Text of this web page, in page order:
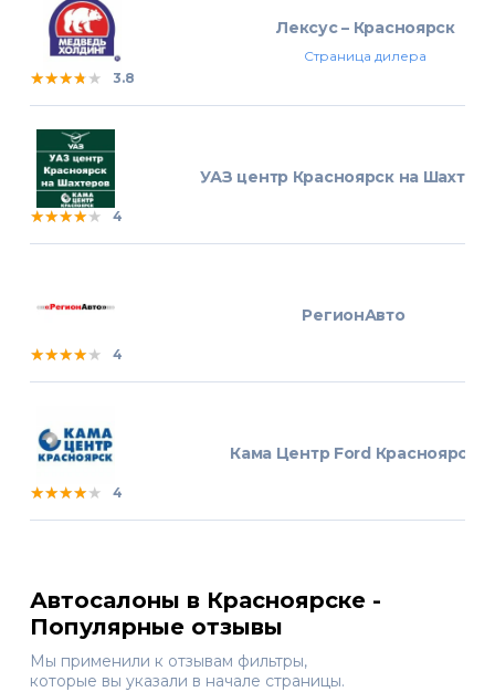
★★★★★
★★★★★
★★★★★ 3.8
Лексус – Красноярск
Страница дилера
★★★★★
★★★★★
★★★★★ 4
УАЗ центр Красноярск на
★★★★★
★★★★★
★★★★★ 4
РегионАвто
★★★★★
★★★★★
★★★★★ 4
Кама Центр Ford Красноярск
Автосалоны в Красноярске -
Популярные отзывы
Мы применили к отзывам фильтры,
которые вы указали в начале страницы.